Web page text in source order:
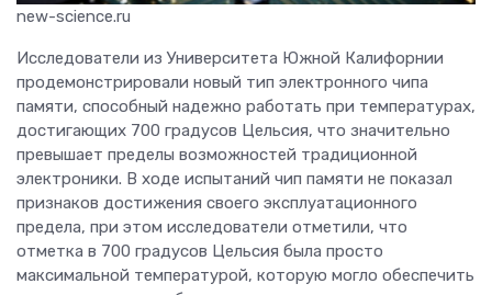
new-science.ru
Исследователи из Университета Южной Калифорнии
продемонстрировали новый тип электронного чипа
памяти, способный надежно работать при температурах,
достигающих 700 градусов Цельсия, что значительно
превышает пределы возможностей традиционной
электроники. В ходе испытаний чип памяти не показал
признаков достижения своего эксплуатационного
предела, при этом исследователи отметили, что
отметка в 700 градусов Цельсия была просто
максимальной температурой, которую могло обеспечить